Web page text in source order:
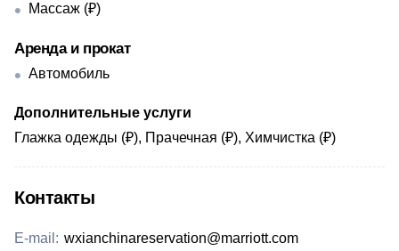
Массаж (₽)
Аренда и прокат
Автомобиль
Дополнительные услуги
Глажка одежды (₽), Прачечная (₽), Химчистка (₽)
Контакты
E-mail: wxianchinareservation@marriott.com